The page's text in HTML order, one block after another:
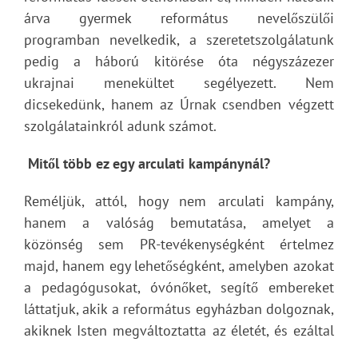
árva gyermek református nevelőszülői
programban nevelkedik, a szeretetszolgálatunk
pedig a háború kitörése óta négyszázezer
ukrajnai menekültet segélyezett. Nem
dicsekedünk, hanem az Úrnak csendben végzett
szolgálatainkról adunk számot.
Mitől több ez egy arculati kampánynál?
Reméljük, attól, hogy nem arculati kampány,
hanem a valóság bemutatása, amelyet a
közönség sem PR-tevékenységként értelmez
majd, hanem egy lehetőségként, amelyben azokat
a pedagógusokat, óvónőket, segítő embereket
láttatjuk, akik a református egyházban dolgoznak,
akiknek Isten megváltoztatta az életét, és ezáltal